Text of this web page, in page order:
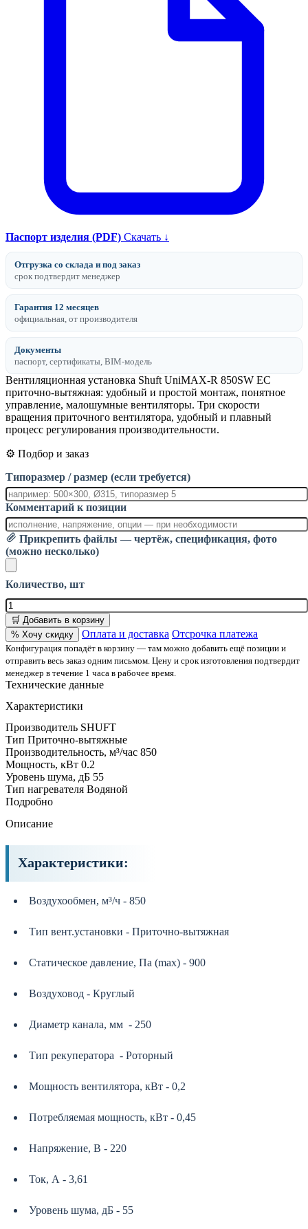
Паспорт изделия (PDF) Скачать ↓
Отгрузка со склада и под заказ
срок подтвердит менеджер
Гарантия 12 месяцев
официальная, от производителя
Документы
паспорт, сертификаты, BIM-модель
Вентиляционная установка Shuft UniMAX-R 850SW EC
приточно-вытяжная: удобный и простой монтаж, понятное
управление, малошумные вентиляторы. Три скорости
вращения приточного вентилятора, удобный и плавный
процесс регулирования производительности.
⚙️ Подбор и заказ
Типоразмер / размер (если требуется)
Комментарий к позиции
Прикрепить файлы — чертёж, спецификация, фото
(можно несколько)
Количество, шт
🛒 Добавить в корзину
% Хочу скидку
Оплата и доставка Отсрочка платежа
Конфигурация попадёт в корзину — там можно добавить ещё позиции и
отправить весь заказ одним письмом. Цену и срок изготовления подтвердит
менеджер в течение 1 часа в рабочее время.
Технические данные
Характеристики
Производитель SHUFT
Тип Приточно-вытяжные
Производительность, м³/час 850
Мощность, кВт 0.2
Уровень шума, дБ 55
Тип нагревателя Водяной
Подробно
Описание
Характеристики:
Воздухообмен, м³/ч - 850
Тип вент.установки - Приточно-вытяжная
Статическое давление, Па (max) - 900
Воздуховод - Круглый
Диаметр канала, мм - 250
Тип рекуператора - Роторный
Мощность вентилятора, кВт - 0,2
Потребляемая мощность, кВт - 0,45
Напряжение, В - 220
Ток, А - 3,61
Уровень шума, дБ - 55